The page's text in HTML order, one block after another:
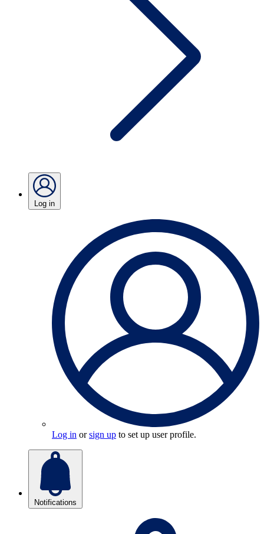
Log in
Log in orsign up to set up user profile.
Notifications